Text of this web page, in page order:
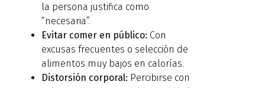
la persona justifica como
“necesaria”.
Evitar comer en público: Con
excusas frecuentes o selección de
alimentos muy bajos en calorías.
Distorsión corporal: Percibirse con